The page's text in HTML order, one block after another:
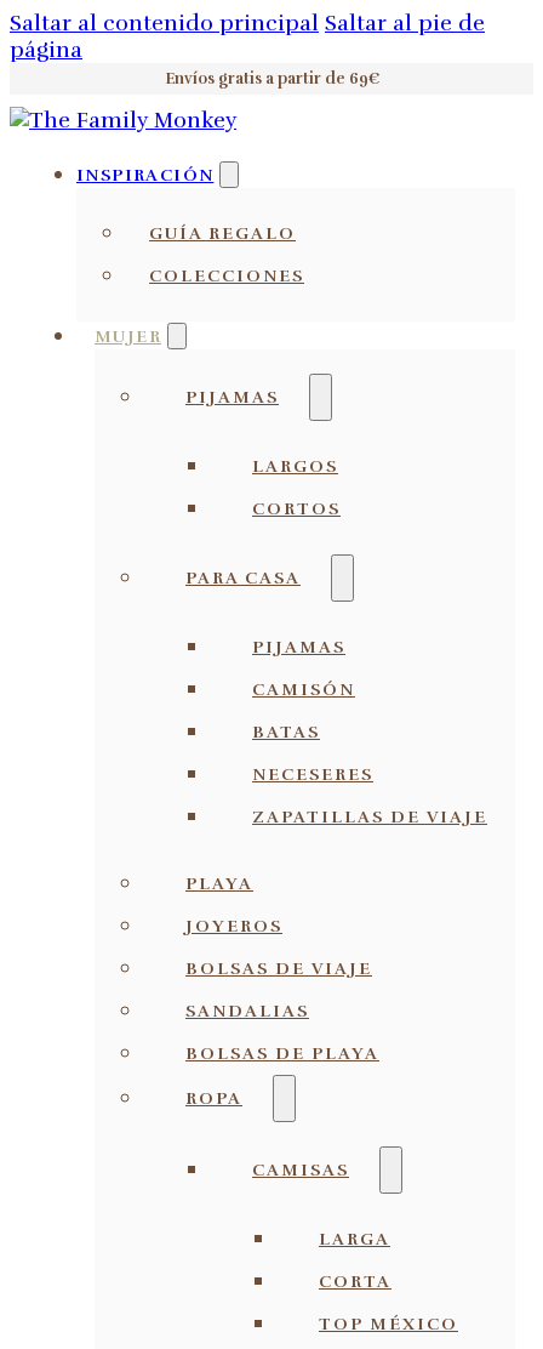
Saltar al contenido principal Saltar al pie de
página
Envíos gratis a partir de 69€
INSPIRACIÓN
GUÍA REGALO
COLECCIONES
MUJER
PIJAMAS
LARGOS
CORTOS
PARA CASA
PIJAMAS
CAMISÓN
BATAS
NECESERES
ZAPATILLAS DE VIAJE
PLAYA
JOYEROS
BOLSAS DE VIAJE
SANDALIAS
BOLSAS DE PLAYA
ROPA
CAMISAS
LARGA
CORTA
TOP MÉXICO